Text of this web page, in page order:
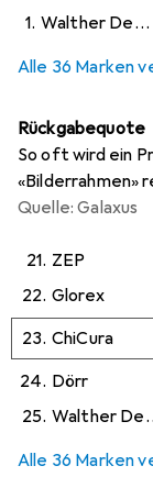
1. Walther Design
Alle 36 Marken
Rückgabequote
So oft wird ein
«Bilderrahmen»
Quelle: Galaxus
21. ZEP
22. Glorex
23. ChiCura
24. Dörr
25.
Alle 36 Marken